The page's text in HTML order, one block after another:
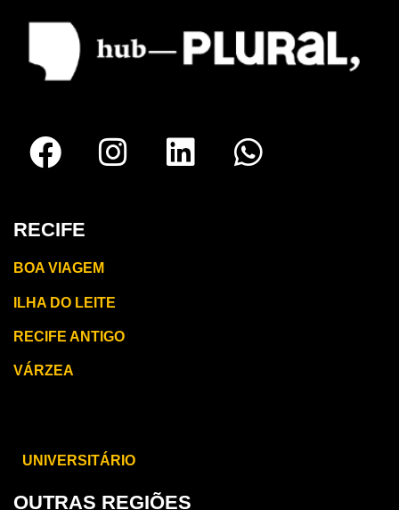
RECIFE
BOA VIAGEM
ILHA DO LEITE
RECIFE ANTIGO
VÁRZEA
UNIVERSITÁRIO
OUTRAS REGIÕES